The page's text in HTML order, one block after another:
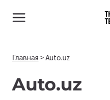
Главная >Auto.uz
Auto.uz